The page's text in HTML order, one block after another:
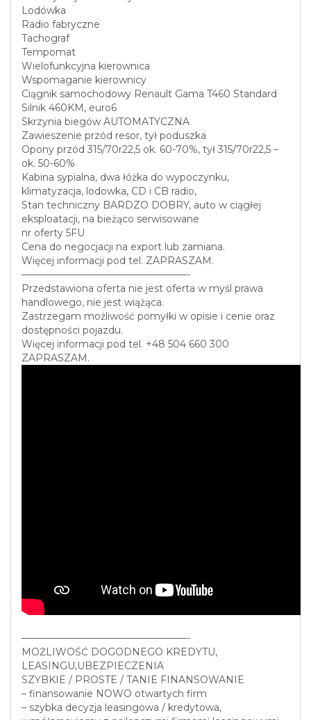
Lodówka
Radio fabryczne
Tachograf
Tempomat
Wielofunkcyjna kierownica
Wspomaganie kierownicy
Ciągnik samochodowy Renault Gama T460 Standard
Silnik 460KM, euro6
Skrzynia biegów AUTOMATYCZNA
Zawieszenie przód resor, tył poduszka
Opony przód 315/70r22,5 ok. 60-70%, tył 315/70r22,5 –
ok. 50-60%
Kabina sypialna, dwa łóżka do wypoczynku,
klimatyzacja, lodowka, CD i CB radio,
Stan techniczny BARDZO DOBRY, auto w ciągłej
eksploatacji, na bieżąco serwisowane
nr oferty 5FU
Cena do negocjacji na export lub zamiana.
Więcej informacji pod tel. ZAPRASZAM.
—————————————————-
Przedstawiona oferta nie jest oferta w myśl prawa
handlowego, nie jest wiążąca.
Zastrzegam możliwość pomyłki w opisie i cenie oraz
dostępności pojazdu.
Więcej informacji pod tel. +48 504 660 300
ZAPRASZAM.
—————————————————-
MOŻLIWOŚĆ DOGODNEGO KREDYTU,
LEASINGU,UBEZPIECZENIA
SZYBKIE / PROSTE / TANIE FINANSOWANIE
– finansowanie NOWO otwartych firm
– szybka decyzja leasingowa / kredytowa,